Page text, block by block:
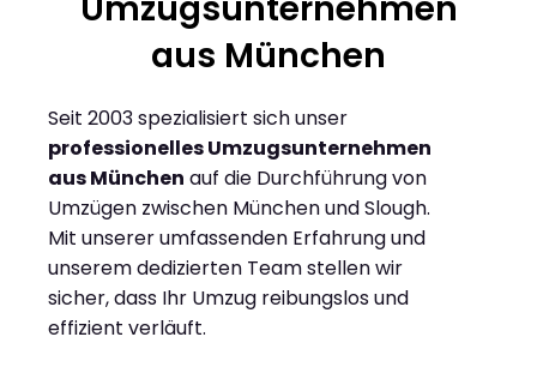
aus München
Seit 2003 spezialisiert sich unser
professionelles Umzugsunternehmen
aus München auf die Durchführung von
Umzügen zwischen München und Slough.
Mit unserer umfassenden Erfahrung und
unserem dedizierten Team stellen wir
sicher, dass Ihr Umzug reibungslos und
effizient verläuft.